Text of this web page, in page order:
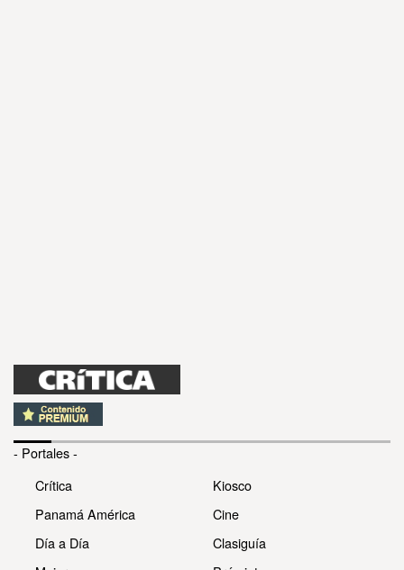
- Portales -
Crítica
Panamá América
Día a Día
Kiosco
Cine
Clasiguía